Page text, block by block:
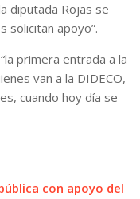
diputada Rojas se
solicitan apoyo”.
primera entrada a la
van a la DIDECO,
cuando hoy día se
con apoyo del